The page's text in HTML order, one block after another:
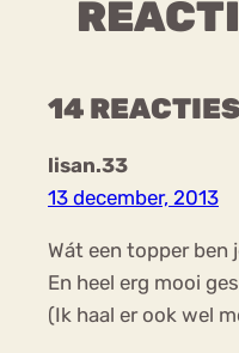
14
lisan.33
13 december, 2013
Wát een topper ben
En heel erg mooi
(Ik haal er ook wel